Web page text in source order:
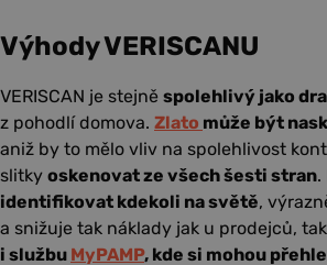
Výhody VERISCANU
VERISCAN je stejně spolehlivý jako
z pohodlí domova. Zlato může být
aniž by to mělo vliv na spolehlivost
slitky oskenovat ze všech šesti stran.
identifikovat kdekoli na světě,
a snižuje tak náklady jak u prodejců,
i službu MyPAMP, kde si mohou